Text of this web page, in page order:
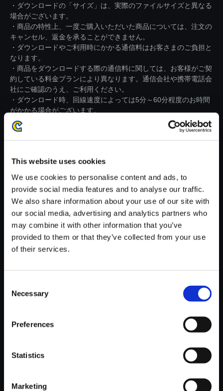
This website uses cookies
We use cookies to personalise content and ads, to
provide social media features and to analyse our traffic.
We also share information about your use of our site with
our social media, advertising and analytics partners who
may combine it with other information that you’ve
provided to them or that they’ve collected from your use
of their services.
Selection
Necessary
Preferences
Statistics
Marketing
・ダウンロードの「サイズ」は、実際のファイルサイズと異なる
場合がございます。
・商品の特性上、一度ご購入いただいた商品については、注文の
キャンセル、返金を承ることができません。
・ダウンロードやご利用時にかかる通信料はお客さまのご負担と
なります。
・商品をダウンロードする際の通信料に関しては、お客様がご契
約している料金プランにより異なります。通信会社や携帯電話会
社にご確認のうえ、ご利用ください。
・ダウンロード時、回線速度によっては5分～60分程度のお時間
がかかる場合がございます。
※ご購入いただいたファイルのダウンロードの際には、通信環境
が安定しているWifi環境でお試しください。
【単曲】E．X．TROOPERS - T
he Bounded Soundtrack Here
and There